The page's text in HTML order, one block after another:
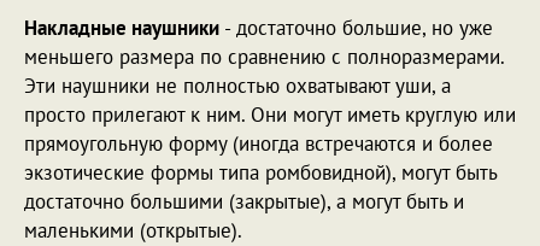
Накладные наушники - достаточно большие, но уже
меньшего размера по сравнению с полноразмерами.
Эти наушники не полностью охватывают уши, а
просто прилегают к ним. Они могут иметь круглую или
прямоугольную форму (иногда встречаются и более
экзотические формы типа ромбовидной), могут быть
достаточно большими (закрытые), а могут быть и
маленькими (открытые).